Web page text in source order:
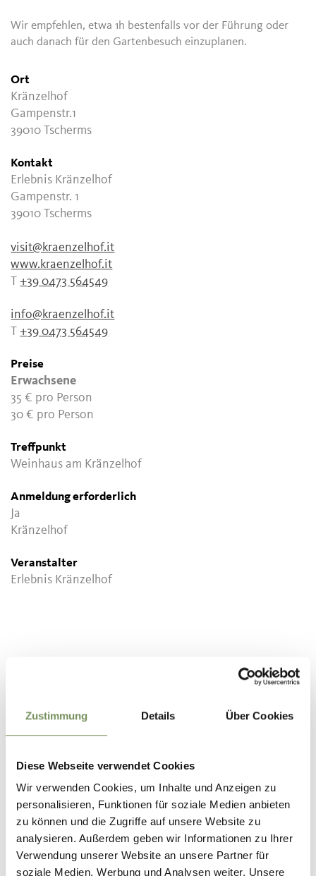
Zustimmung Details Über Cookies
Diese Webseite verwendet Cookies
Wir verwenden Cookies, um Inhalte und Anzeigen zu
personalisieren, Funktionen für soziale Medien anbieten
zu können und die Zugriffe auf unsere Website zu
analysieren. Außerdem geben wir Informationen zu Ihrer
Verwendung unserer Website an unsere Partner für
soziale Medien, Werbung und Analysen weiter. Unsere
Wir empfehlen, etwa 1h bestenfalls vor der Führung oder
auch danach für den Gartenbesuch einzuplanen.
Ort
Kränzelhof
Gampenstr.1
39010 Tscherms
Kontakt
Erlebnis Kränzelhof
Gampenstr. 1
39010 Tscherms
visit@kraenzelhof.it
www.kraenzelhof.it
T+39 0473 564549
info@kraenzelhof.it
T+39 0473 564549
Preise
Erwachsene
35 € pro Person
30 € pro Person
Treffpunkt
Weinhaus am Kränzelhof
Anmeldung erforderlich
Ja
Kränzelhof
Veranstalter
Erlebnis Kränzelhof
WAR DER INHALT FÜR DICH HILFREICH?